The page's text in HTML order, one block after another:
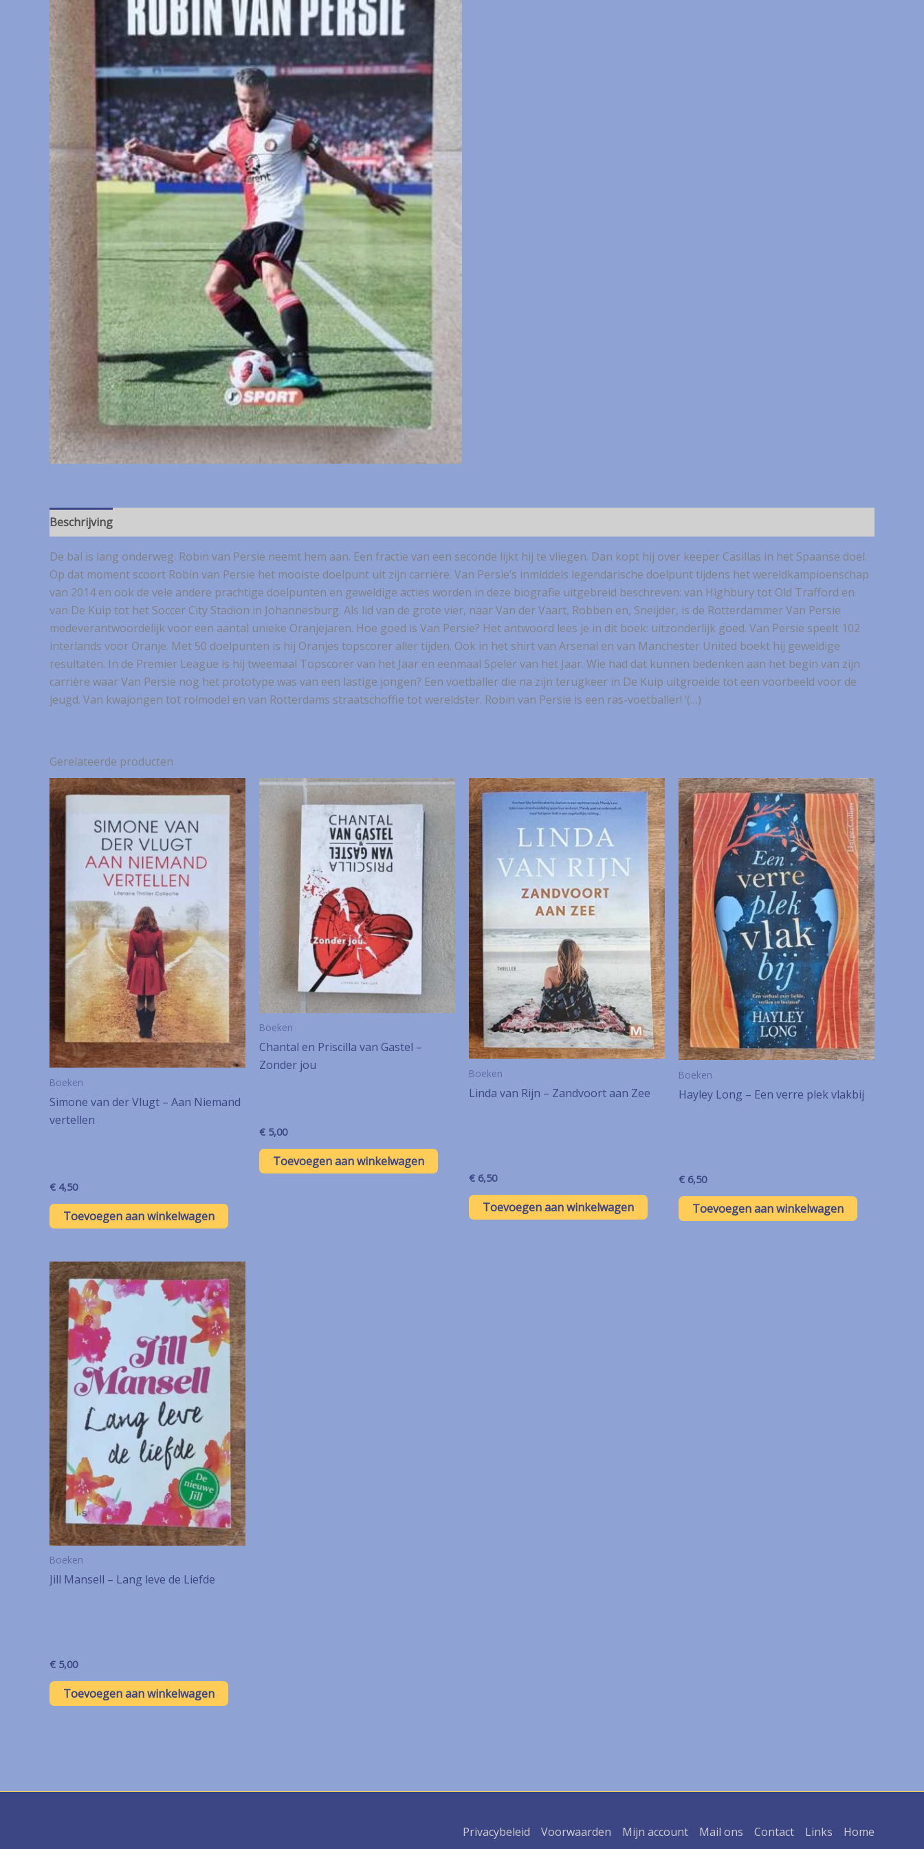
Beschrijving
De bal is lang onderweg. Robin van Persie neemt hem aan. Een fractie van een seconde lijkt hij te vliegen. Dan kopt hij over keeper Casillas in het Spaanse doel.
Op dat moment scoort Robin van Persie het mooiste doelpunt uit zijn carrière. Van Persie’s inmiddels legendarische doelpunt tijdens het wereldkampioenschap
van 2014 en ook de vele andere prachtige doelpunten en geweldige acties worden in deze biografie uitgebreid beschreven: van Highbury tot Old Trafford en
van De Kuip tot het Soccer City Stadion in Johannesburg. Als lid van de grote vier, naar Van der Vaart, Robben en, Sneijder, is de Rotterdammer Van Persie
medeverantwoordelijk voor een aantal unieke Oranjejaren. Hoe goed is Van Persie? Het antwoord lees je in dit boek: uitzonderlijk goed. Van Persie speelt 102
interlands voor Oranje. Met 50 doelpunten is hij Oranjes topscorer aller tijden. Ook in het shirt van Arsenal en van Manchester United boekt hij geweldige
resultaten. In de Premier League is hij tweemaal Topscorer van het Jaar en eenmaal Speler van het Jaar. Wie had dat kunnen bedenken aan het begin van zijn
carrière waar Van Persie nog het prototype was van een lastige jongen? Een voetballer die na zijn terugkeer in De Kuip uitgroeide tot een voorbeeld voor de
jeugd. Van kwajongen tot rolmodel en van Rotterdams straatschoffie tot wereldster. Robin van Persie is een ras-voetballer! ‘(…)
Gerelateerde producten
Boeken
Simone van der Vlugt – Aan Niemand
vertellen
€ 4,50
Toevoegen aan winkelwagen
Boeken
Chantal en Priscilla van Gastel –
Zonder jou
€ 5,00
Toevoegen aan winkelwagen
Boeken
Linda van Rijn – Zandvoort aan Zee
€ 6,50
Toevoegen aan winkelwagen
Boeken
Hayley Long – Een verre plek vlakbij
€ 6,50
Toevoegen aan winkelwagen
Boeken
Jill Mansell – Lang leve de Liefde
€ 5,00
Toevoegen aan winkelwagen
Privacybeleid Voorwaarden Mijn account Mail ons Contact Links Home